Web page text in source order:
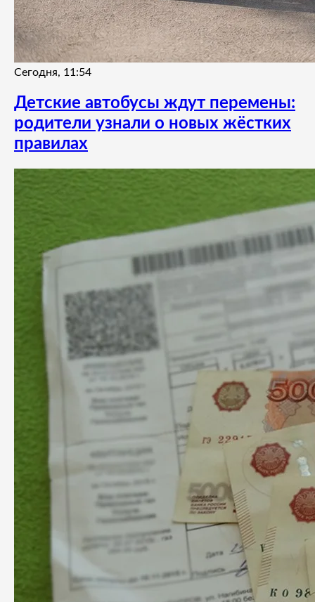
Сегодня, 11:54
Детские автобусы ждут перемены:
родители узнали о новых жёстких
правилах